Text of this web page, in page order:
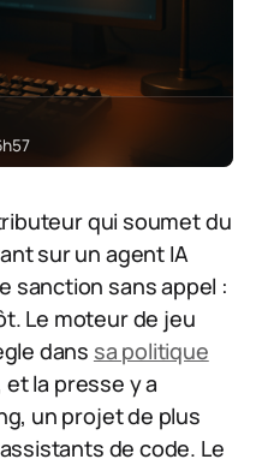
qui soumet du
sur un agent IA
sanction sans appel :
Le moteur de jeu
dans sa politique
et la presse y a
un projet de plus
de code. Le